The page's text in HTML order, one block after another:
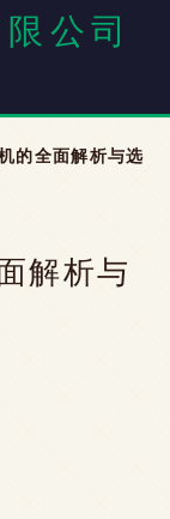
公司
的全面解析与选
解析与